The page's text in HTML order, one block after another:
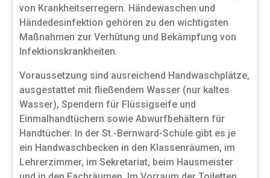
von Krankheitserregern. Händewaschen und
Händedesinfektion gehören zu den wichtigsten
Maßnahmen zur Verhütung und Bekämpfung von
Infektionskrankheiten.
Voraussetzung sind ausreichend Handwaschplätze,
ausgestattet mit fließendem Wasser (nur kaltes
Wasser), Spendern für Flüssigseife und
Einmalhandtüchern sowie Abwurfbehältern für
Handtücher. In der St.-Bernward-Schule gibt es je
ein Handwaschbecken in den Klassenräumen, im
Lehrerzimmer, im Sekretariat, beim Hausmeister